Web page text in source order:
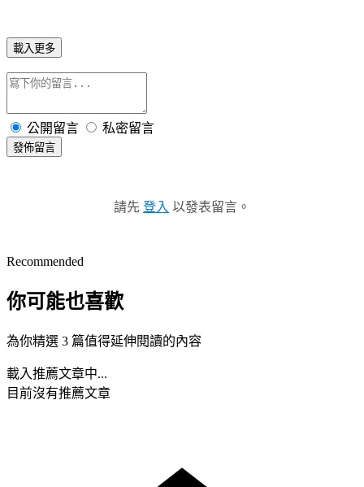
載入更多
公開留言 私密留言
發佈留言
請先 登入 以發表留言。
Recommended
你可能也喜歡
為你精選 3 篇值得延伸閱讀的內容
載入推薦文章中...
目前沒有推薦文章